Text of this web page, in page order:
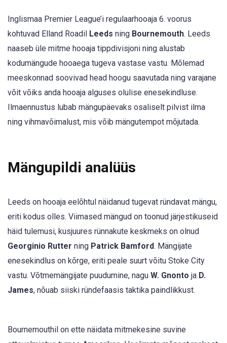
Inglismaa Premier League’i regulaarhooaja 6. voorus
kohtuvad Elland Roadil Leeds ning Bournemouth. Leeds
naaseb üle mitme hooaja tippdivisjoni ning alustab
kodumängude hooaega tugeva vastase vastu. Mõlemad
meeskonnad soovivad head hoogu saavutada ning varajane
võit võiks anda hooaja alguses olulise enesekindluse.
Ilmaennustus lubab mängupäevaks osaliselt pilvist ilma
ning vihmavõimalust, mis võib mängutempot mõjutada.
Mängupildi analüüs
Leeds on hooaja eelõhtul näidanud tugevat ründavat mängu,
eriti kodus olles. Viimased mängud on toonud järjestikuseid
häid tulemusi, kusjuures rünnakute keskmeks on olnud
Georginio Rutter ning Patrick Bamford. Mängijate
enesekindlus on kõrge, eriti peale suurt võitu Stoke City
vastu. Võtmemängijate puudumine, nagu W. Gnonto ja D.
James, nõuab siiski ründefaasis taktika paindlikkust.
Bournemouthil on ette näidata mitmekesine suvine